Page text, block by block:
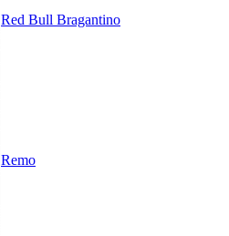
Red Bull Bragantino
Remo